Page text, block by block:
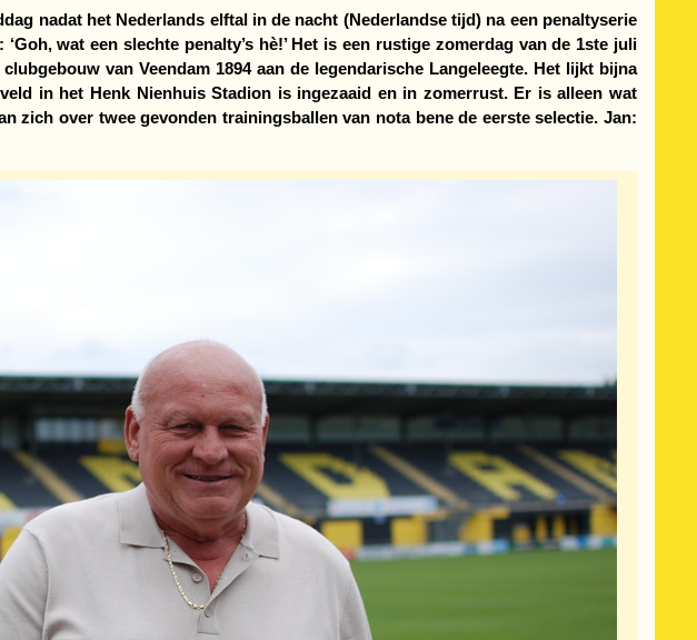
nadat het Nederlands elftal in de nacht (Nederlandse tijd) na een penaltyserie
wat een slechte penalty’s hè!’ Het is een rustige zomerdag van de 1ste juli
van Veendam 1894 aan de legendarische Langeleegte. Het lijkt bijna
in het Henk Nienhuis Stadion is ingezaaid en in zomerrust. Er is alleen wat
zich over twee gevonden trainingsballen van nota bene de eerste selectie. Jan: